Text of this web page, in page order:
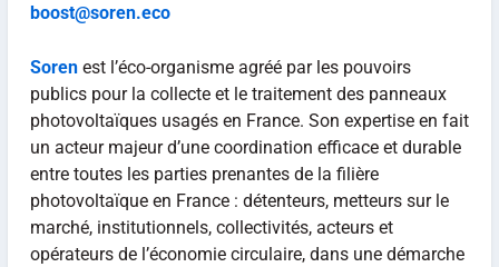
boost@soren.eco
Soren est l’éco-organisme agréé par les pouvoirs
publics pour la collecte et le traitement des panneaux
photovoltaïques usagés en France. Son expertise en fait
un acteur majeur d’une coordination efficace et durable
entre toutes les parties prenantes de la filière
photovoltaïque en France : détenteurs, metteurs sur le
marché, institutionnels, collectivités, acteurs et
opérateurs de l’économie circulaire, dans une démarche